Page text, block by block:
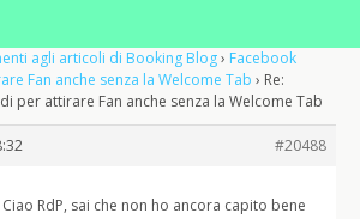
agli articoli di Booking Blog› Facebook
Fan anche senza la Welcome Tab › Re:
per attirare Fan anche senza la Welcome Tab
#20488
Ciao RdP, sai che non ho ancora capito bene